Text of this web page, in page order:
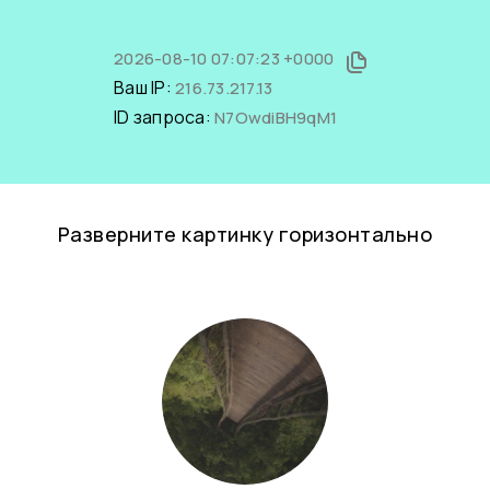
2026-08-10 07:07:23 +0000
Ваш IP: 216.73.217.13
ID запроса: N7OwdiBH9qM1
Разверните картинку горизонтально